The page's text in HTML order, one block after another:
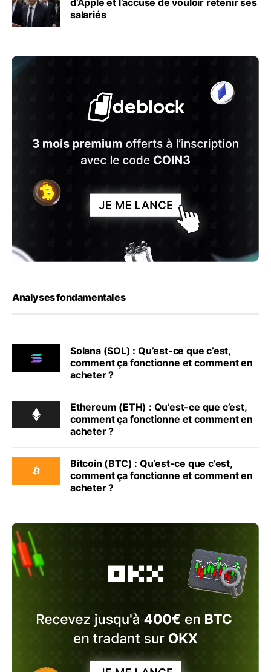
salariés
Analyses fondamentales
Solana (SOL) : Qu’est-ce que c’est,
comment ça fonctionne et comment en
acheter ?
Ethereum (ETH) : Qu’est-ce que c’est,
comment ça fonctionne et comment en
acheter ?
Bitcoin (BTC) : Qu’est-ce que c’est,
comment ça fonctionne et comment en
acheter ?